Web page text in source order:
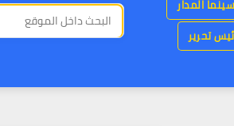
سينما المدار
تحرير